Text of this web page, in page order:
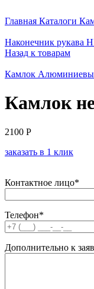
Главная Каталоги
Наконечник рукава
Назад к товарам
Камлок
Камлок
2100 Р
заказать в 1 клик
Контактное лицо*
Телефон*
Дополнительно к